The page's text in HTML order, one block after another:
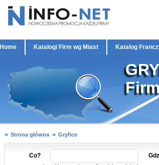
Home Katalogi Firm wg Miast Katalog
Strona główna Gryfice
Co?